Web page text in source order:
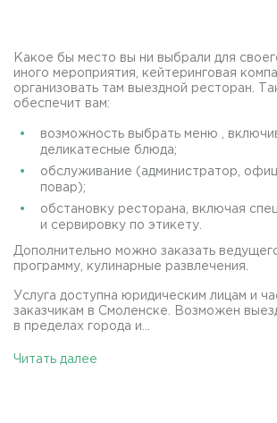
Какое бы место вы ни выбрали для
иного мероприятия, кейтеринговая
организовать там выездной ресторан.
обеспечит вам:
возможность выбрать меню ,
деликатесные блюда;
обслуживание (администратор,
повар);
обстановку ресторана, включая
и сервировку по этикету.
Дополнительно можно заказать
программу, кулинарные развлечения.
Услуга доступна юридическим лицам и
заказчикам в Смоленске. Возможен
в пределах города и...
Читать далее